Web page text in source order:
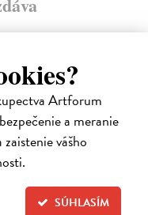
Artforum
a meranie
vášho
SÚHLASÍM
sa vydať ani do tých